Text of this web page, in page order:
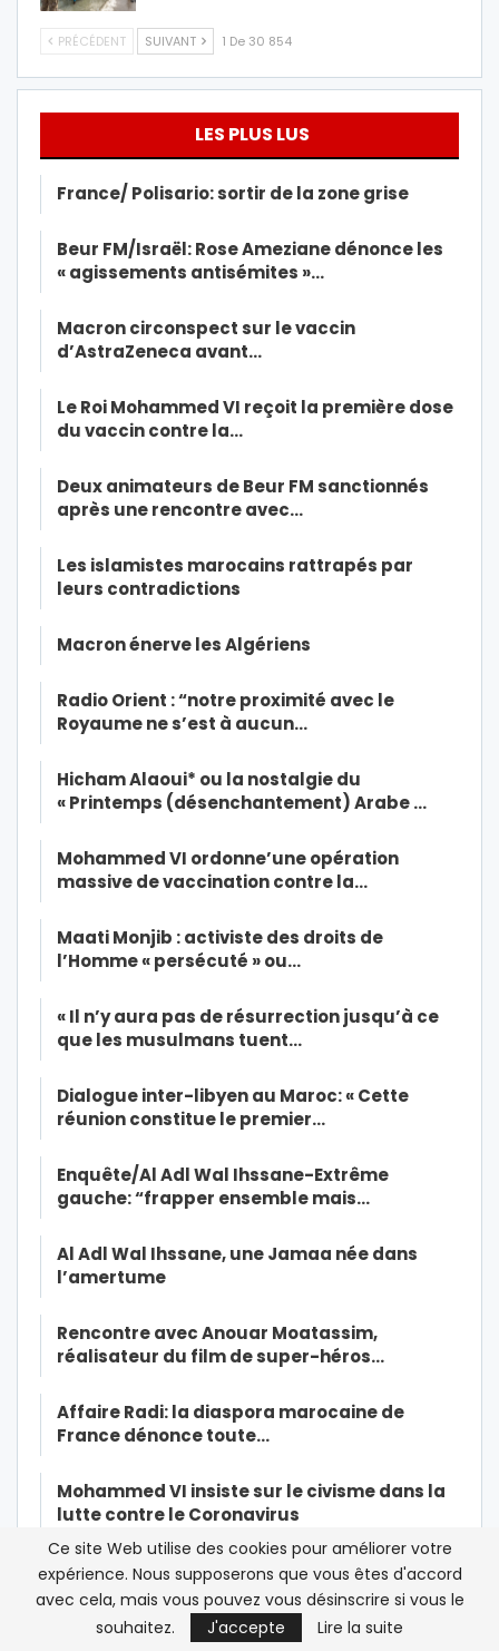
PRÉCÉDENT SUIVANT 1 De 30 854
LES PLUS LUS
France/ Polisario: sortir de la zone grise
Beur FM/Israël: Rose Ameziane dénonce les
« agissements antisémites »…
Macron circonspect sur le vaccin
d’AstraZeneca avant…
Le Roi Mohammed VI reçoit la première dose
du vaccin contre la…
Deux animateurs de Beur FM sanctionnés
après une rencontre avec…
Les islamistes marocains rattrapés par
leurs contradictions
Macron énerve les Algériens
Radio Orient : “notre proximité avec le
Royaume ne s’est à aucun…
Hicham Alaoui* ou la nostalgie du
« Printemps (désenchantement) Arabe …
Mohammed VI ordonne’une opération
massive de vaccination contre la…
Maati Monjib : activiste des droits de
l’Homme « persécuté » ou…
« Il n’y aura pas de résurrection jusqu’à ce
que les musulmans tuent…
Dialogue inter-libyen au Maroc: « Cette
réunion constitue le premier…
Enquête/Al Adl Wal Ihssane-Extrême
gauche: “frapper ensemble mais…
Al Adl Wal Ihssane, une Jamaa née dans
l’amertume
Rencontre avec Anouar Moatassim,
réalisateur du film de super-héros…
Affaire Radi: la diaspora marocaine de
France dénonce toute…
Mohammed VI insiste sur le civisme dans la
lutte contre le Coronavirus
Maroc/Affaire Omar Radi: la tribune de trop
pour Orient XXI
Ce site Web utilise des cookies pour améliorer votre
expérience. Nous supposerons que vous êtes d'accord
avec cela, mais vous pouvez vous désinscrire si vous le
souhaitez.
J'accepte Lire la suite